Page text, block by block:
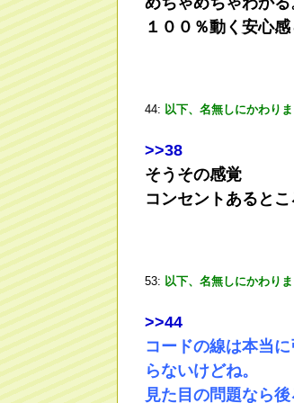
１００％動く安心
44: 以下、名無しにかわり
>>38
そうその感覚
コンセントあると
53: 以下、名無しにかわり
>>44
コードの線は本当
らないけどね。
見た目の問題なら